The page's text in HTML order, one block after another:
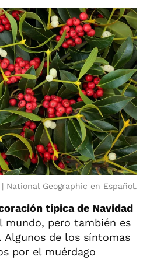
National Geographic en Español.
típica de Navidad
mundo, pero también es
de los síntomas
por el muérdago